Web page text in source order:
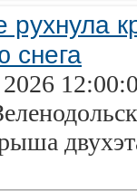
рухнула
снега